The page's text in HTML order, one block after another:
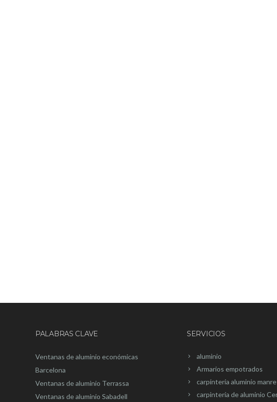
PALABRAS CLAVE
Ventanas de aluminio económicas
Barcelona
Ventanas de aluminio Terrassa
Ventanas de aluminio Sabadell
SERVICIOS
aluminio
Armarios empotrados
carpínteria aluminio
carpintería de aluminio